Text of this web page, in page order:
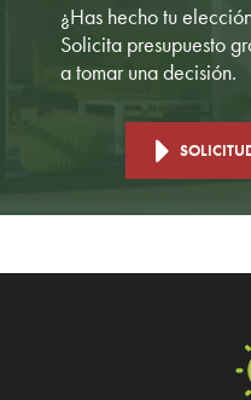
¿Has hecho tu
Solicita presupuesto
a tomar una decisión.